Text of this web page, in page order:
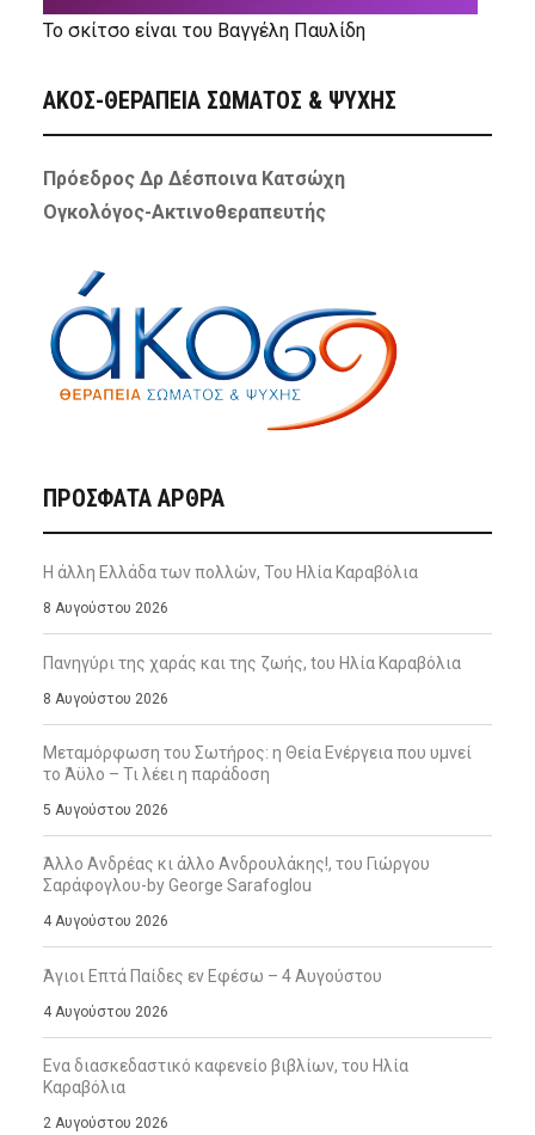
Το σκίτσο είναι του Βαγγέλη Παυλίδη
ΑΚΟΣ-ΘΕΡΑΠΕΙΑ ΣΩΜΑΤΟΣ & ΨΥΧΗΣ
Πρόεδρος Δρ Δέσποινα Κατσώχη
Ογκολόγος-Ακτινοθεραπευτής
ΠΡΌΣΦΑΤΑ ΆΡΘΡΑ
Η άλλη Ελλάδα των πολλών, Του Ηλία Καραβόλια
8 Αυγούστου 2026
Πανηγύρι της χαράς και της ζωής, tου Ηλία Καραβόλια
8 Αυγούστου 2026
Μεταμόρφωση του Σωτήρος: η Θεία Ενέργεια που υμνεί
το Άϋλο – Τι λέει η παράδοση
5 Αυγούστου 2026
Άλλο Ανδρέας κι άλλο Ανδρουλάκης!, του Γιώργου
Σαράφογλου-by George Sarafoglou
4 Αυγούστου 2026
Άγιοι Επτά Παίδες εν Εφέσω – 4 Αυγούστου
4 Αυγούστου 2026
Ενα διασκεδαστικό καφενείο βιβλίων, του Ηλία
Καραβόλια
2 Αυγούστου 2026